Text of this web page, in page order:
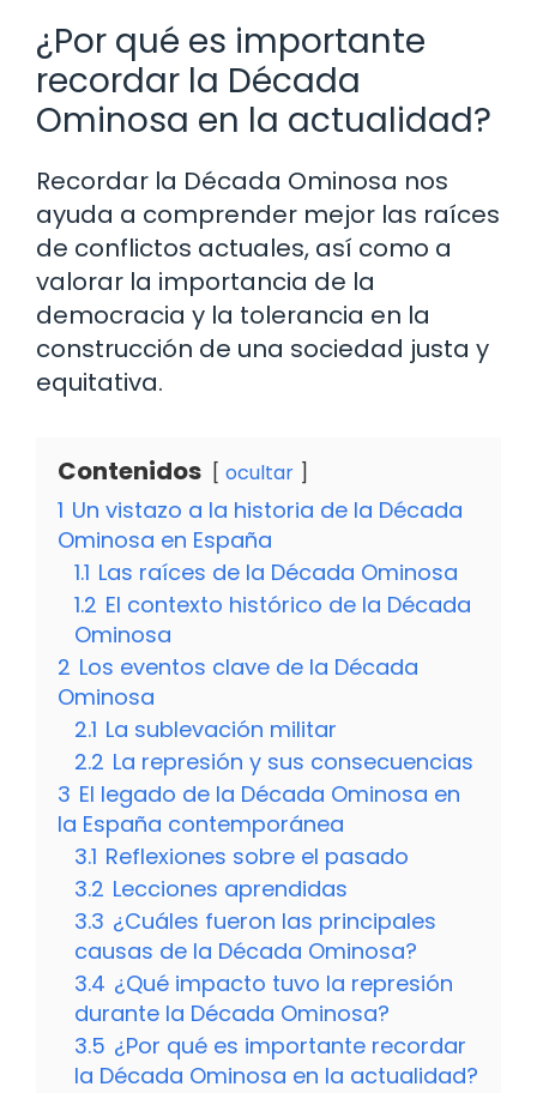
¿Por qué es importante
recordar la Década
Ominosa en la actualidad?
Recordar la Década Ominosa nos
ayuda a comprender mejor las raíces
de conflictos actuales, así como a
valorar la importancia de la
democracia y la tolerancia en la
construcción de una sociedad justa y
equitativa.
Contenidos ocultar
1 Un vistazo a la historia de la Década
Ominosa en España
1.1 Las raíces de la Década Ominosa
1.2 El contexto histórico de la Década
Ominosa
2 Los eventos clave de la Década
Ominosa
2.1 La sublevación militar
2.2 La represión y sus consecuencias
3 El legado de la Década Ominosa en
la España contemporánea
3.1 Reflexiones sobre el pasado
3.2 Lecciones aprendidas
3.3 ¿Cuáles fueron las principales
causas de la Década Ominosa?
3.4 ¿Qué impacto tuvo la represión
durante la Década Ominosa?
3.5 ¿Por qué es importante recordar
la Década Ominosa en la actualidad?